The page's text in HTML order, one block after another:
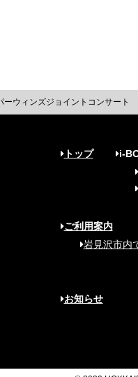
ーウィンズジョイントコンサート
トップ
i-
ご利用案内
岩見沢市内
お知らせ